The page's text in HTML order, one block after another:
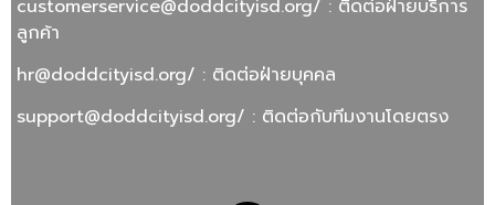
customerservice@doddcityisd.org/ : ติดต่อฝ่ายบริการ
ลูกค้า
hr@doddcityisd.org/ : ติดต่อฝ่ายบุคคล
support@doddcityisd.org/ : ติดต่อกับทีมงานโดยตรง